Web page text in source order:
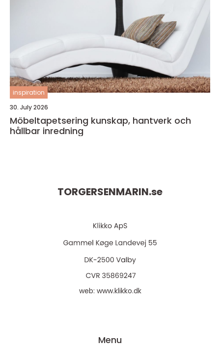
inspiration
30. July 2026
Möbeltapetsering kunskap, hantverk och
hållbar inredning
TORGERSENMARIN.se
web: www.klikko.dk
Menu